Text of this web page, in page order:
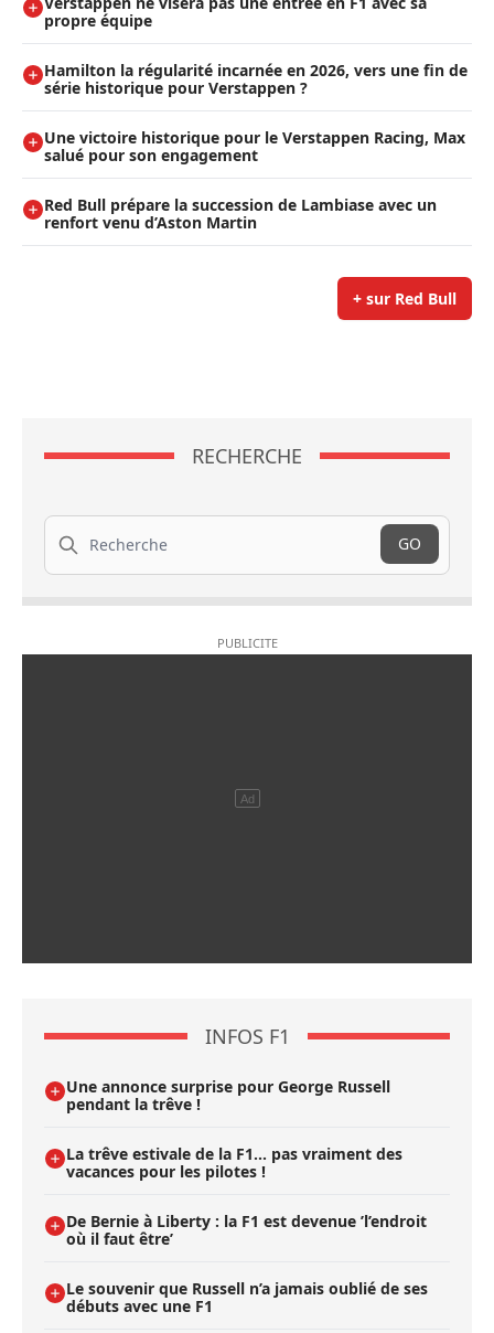
propre équipe
Hamilton la régularité incarnée en 2026, vers une fin de
série historique pour Verstappen ?
Une victoire historique pour le Verstappen Racing, Max
salué pour son engagement
Red Bull prépare la succession de Lambiase avec un
renfort venu d’Aston Martin
+ sur Red Bull
RECHERCHE
Recherche
GO
INFOS F1
Une annonce surprise pour George Russell
pendant la trêve !
La trêve estivale de la F1... pas vraiment des
vacances pour les pilotes !
De Bernie à Liberty : la F1 est devenue ’l’endroit
où il faut être’
Le souvenir que Russell n’a jamais oublié de ses
débuts avec une F1